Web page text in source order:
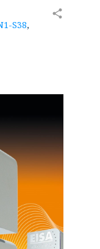
S38,
share